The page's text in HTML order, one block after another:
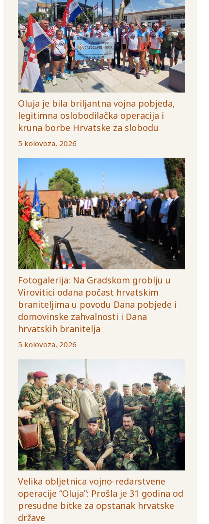
Oluja je bila briljantna vojna pobjeda,
legitimna oslobodilačka operacija i
kruna borbe Hrvatske za slobodu
5 kolovoza, 2026
Fotogalerija: Na Gradskom groblju u
Virovitici odana počast hrvatskim
braniteljima u povodu Dana pobjede i
domovinske zahvalnosti i Dana
hrvatskih branitelja
5 kolovoza, 2026
Velika obljetnica vojno-redarstvene
operacije “Oluja”: Prošla je 31 godina od
presudne bitke za opstanak hrvatske
države